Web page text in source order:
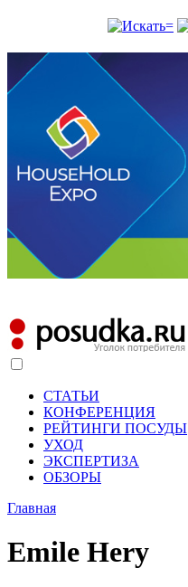
СТАТЬИ
КОНФЕРЕНЦИЯ
РЕЙТИНГИ ПОСУДЫ
УХОД
ЭКСПЕРТИЗА
ОБЗОРЫ
Главная
Emile Hery